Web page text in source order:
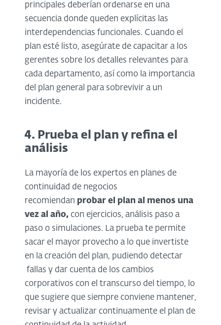
principales deberían ordenarse en una
secuencia donde queden explícitas las
interdependencias funcionales. Cuando el
plan esté listo, asegúrate de capacitar a los
gerentes sobre los detalles relevantes para
cada departamento, así como la importancia
del plan general para sobrevivir a un
incidente.
4. Prueba el plan y refina el
análisis
La mayoría de los expertos en planes de
continuidad de negocios
recomiendan probar el plan al menos una
vez al año, con ejercicios, análisis paso a
paso o simulaciones. La prueba te permite
sacar el mayor provecho a lo que invertiste
en la creación del plan, pudiendo detectar
fallas y dar cuenta de los cambios
corporativos con el transcurso del tiempo, lo
que sugiere que siempre conviene mantener,
revisar y actualizar continuamente el plan de